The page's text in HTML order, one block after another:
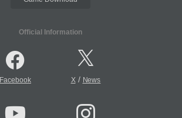
Official Information
Facebook X/ News